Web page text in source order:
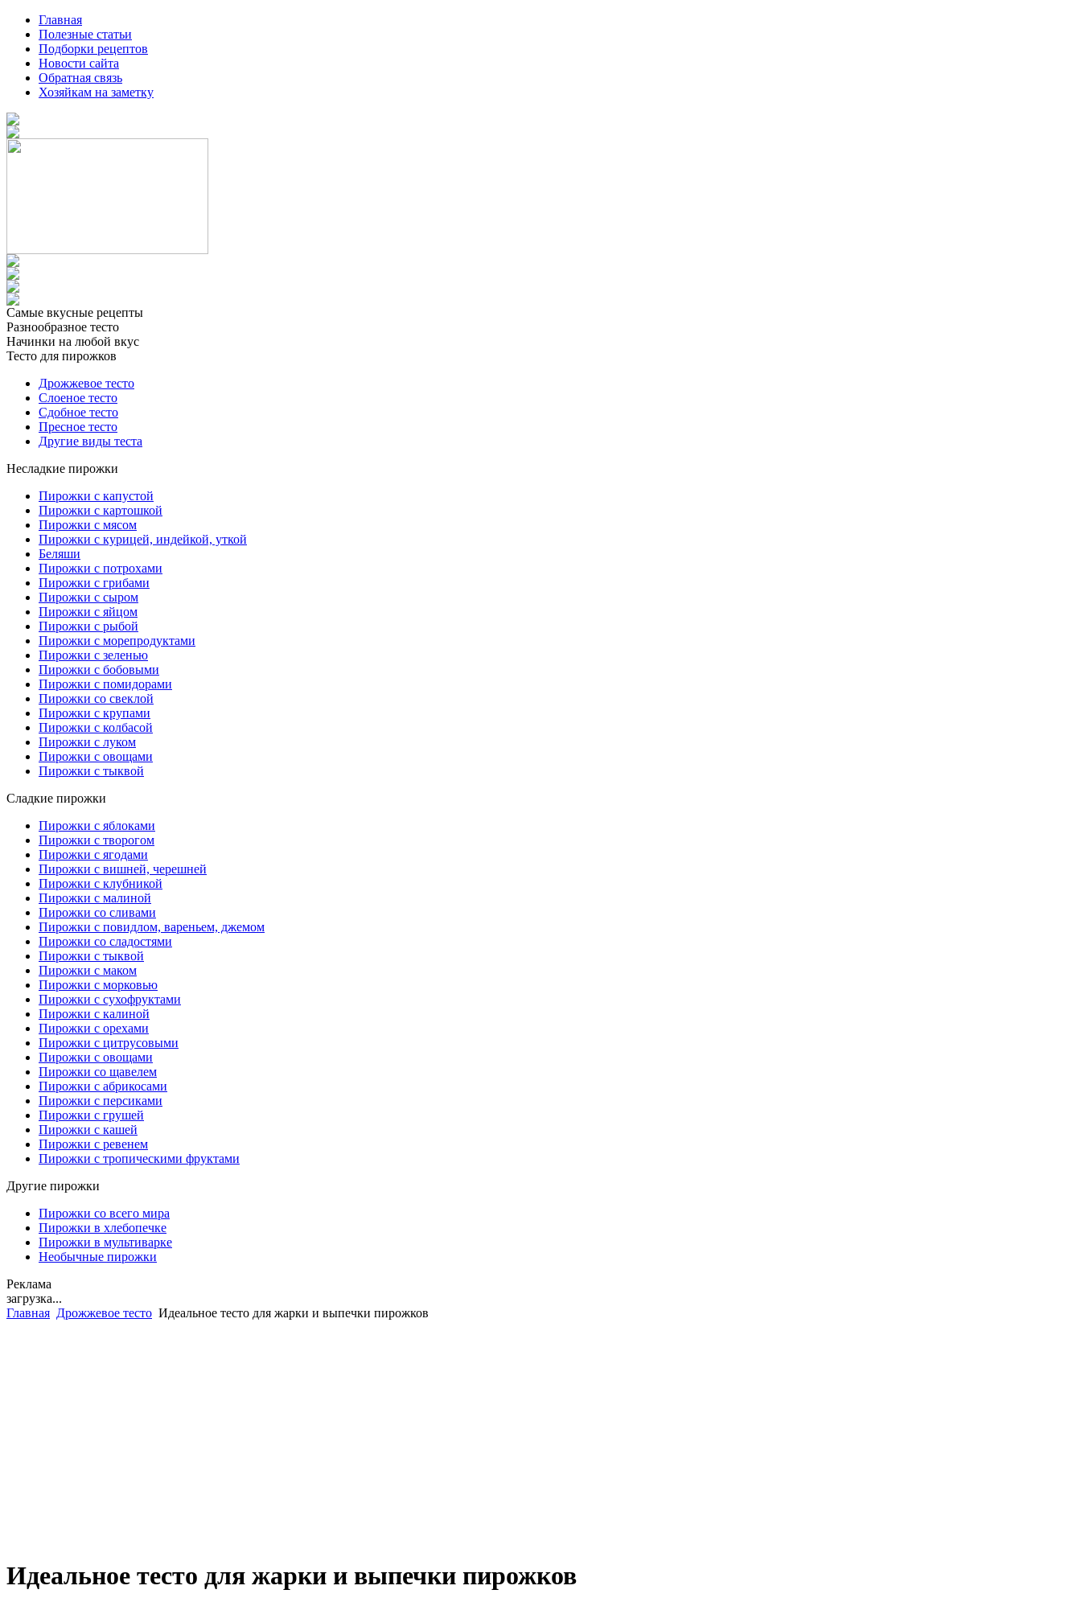
Главная
Полезные статьи
Подборки рецептов
Новости сайта
Обратная связь
Хозяйкам на заметку
Самые вкусные рецепты
Разнообразное тесто
Начинки на любой вкус
Тесто для пирожков
Дрожжевое тесто
Слоеное тесто
Сдобное тесто
Пресное тесто
Другие виды теста
Несладкие пирожки
Пирожки с капустой
Пирожки с картошкой
Пирожки с мясом
Пирожки с курицей, индейкой, уткой
Беляши
Пирожки с потрохами
Пирожки с грибами
Пирожки с сыром
Пирожки с яйцом
Пирожки с рыбой
Пирожки с морепродуктами
Пирожки с зеленью
Пирожки с бобовыми
Пирожки с помидорами
Пирожки со свеклой
Пирожки с крупами
Пирожки с колбасой
Пирожки с луком
Пирожки с овощами
Пирожки с тыквой
Сладкие пирожки
Пирожки с яблоками
Пирожки с творогом
Пирожки с ягодами
Пирожки с вишней, черешней
Пирожки с клубникой
Пирожки с малиной
Пирожки со сливами
Пирожки с повидлом, вареньем, джемом
Пирожки со сладостями
Пирожки с тыквой
Пирожки с маком
Пирожки с морковью
Пирожки с сухофруктами
Пирожки с калиной
Пирожки с орехами
Пирожки с цитрусовыми
Пирожки с овощами
Пирожки со щавелем
Пирожки с абрикосами
Пирожки с персиками
Пирожки с грушей
Пирожки с кашей
Пирожки с ревенем
Пирожки с тропическими фруктами
Другие пирожки
Пирожки со всего мира
Пирожки в хлебопечке
Пирожки в мультиварке
Необычные пирожки
Реклама
загрузка...
Главная Дрожжевое тесто Идеальное тесто для жарки и выпечки пирожков
Идеальное тесто для жарки и выпечки пирожков